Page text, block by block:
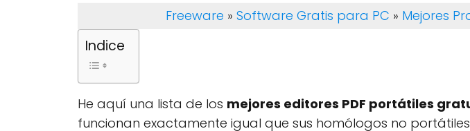
Freeware » Software Gratis para PC » Mejores
Indice
He aquí una lista de los mejores editores PDF portátiles
funcionan exactamente igual que sus homólogos no